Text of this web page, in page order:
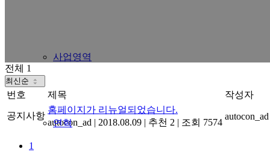
사업영역
연혁
전체 1
번호 제목 작성자
공지사항
홈페이지가 리뉴얼되었습니다.
autocon_ad | 2018.08.09 | 추천 2 | 조회 7574
autocon_ad
1